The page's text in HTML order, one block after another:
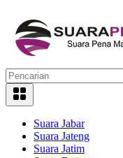
Suara Jabar
Suara Jateng
Suara Jatim